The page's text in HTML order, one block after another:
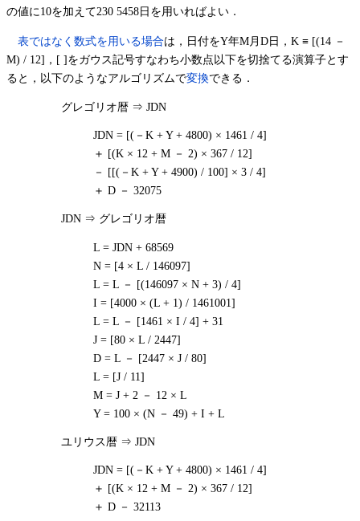
の値に10を加えて230 5458日を用いればよい．
表ではなく数式を用いる場合は，日付をY年M月D日，K ≡ [(14 －
M) / 12]，[ ]をガウス記号すなわち小数点以下を切捨てる演算子とす
ると，以下のようなアルゴリズムで変換できる．
グレゴリオ暦 ⇒ JDN
JDN = [(－K + Y + 4800) × 1461 / 4]
＋ [(K × 12 + M － 2) × 367 / 12]
－ [[(－K + Y + 4900) / 100] × 3 / 4]
＋ D － 32075
JDN ⇒ グレゴリオ暦
L = JDN + 68569
N = [4 × L / 146097]
L = L － [(146097 × N + 3) / 4]
I = [4000 × (L + 1) / 1461001]
L = L － [1461 × I / 4] + 31
J = [80 × L / 2447]
D = L － [2447 × J / 80]
L = [J / 11]
M = J + 2 － 12 × L
Y = 100 × (N － 49) + I + L
ユリウス暦 ⇒ JDN
JDN = [(－K + Y + 4800) × 1461 / 4]
＋ [(K × 12 + M － 2) × 367 / 12]
＋ D － 32113